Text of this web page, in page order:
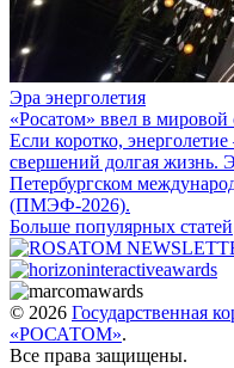
Эра энерголетия
«Росатом» ввел в мировой
Если коротко,
свершений долгая жизнь.
Петербургском
(ПМЭФ-2026).
Больше популярных статей
© 2026 Государственная
«РОСАТОМ».
Все права защищены.